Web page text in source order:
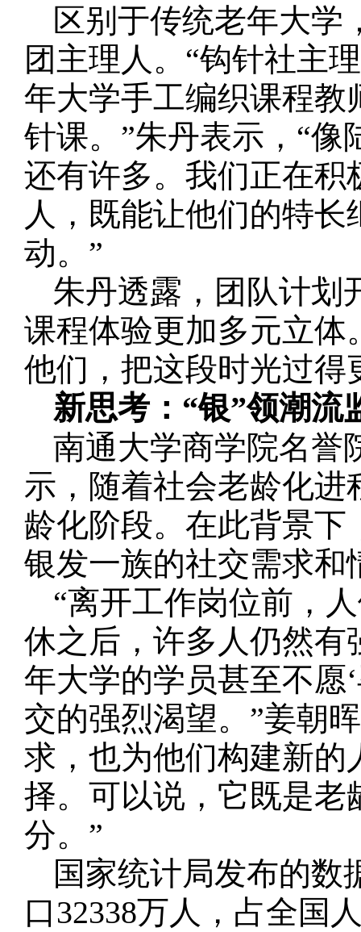
区别于传统老年大学
团主理人。“钩针社主
年大学手工编织课程教
针课。”朱丹表示，“
还有许多。我们正在积
人，既能让他们的特
动。”
朱丹透露，团队计划
课程体验更加多元立体
他们，把这段时光过得
新思考：“银”领潮流
南通大学商学院名誉
示，随着社会老龄化
龄化阶段。在此背景下
银发一族的社交需求和
“离开工作岗位前，
休之后，许多人仍然有
年大学的学员甚至不愿
交的强烈渴望。”姜朝
求，也为他们构建新的
择。可以说，它既是老
分。”
国家统计局发布的数
口32338万人，占全国